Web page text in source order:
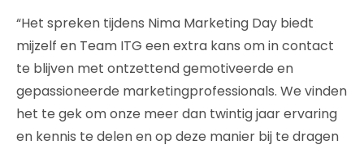
“Het spreken tijdens Nima Marketing Day biedt
mijzelf en Team ITG een extra kans om in contact
te blijven met ontzettend gemotiveerde en
gepassioneerde marketingprofessionals. We vinden
het te gek om onze meer dan twintig jaar ervaring
en kennis te delen en op deze manier bij te dragen